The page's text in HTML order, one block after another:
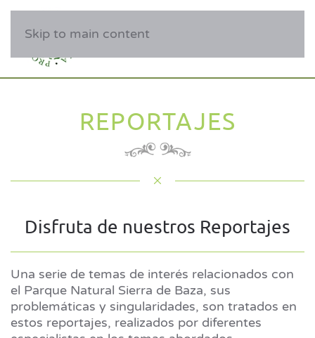
Skip to main content
REPORTAJES
Disfruta de nuestros Reportajes
Una serie de temas de interés relacionados con
el Parque Natural Sierra de Baza, sus
problemáticas y singularidades, son tratados en
estos reportajes, realizados por diferentes